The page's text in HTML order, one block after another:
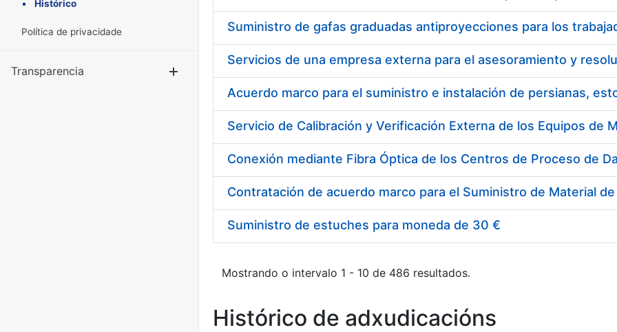
Histórico
Política de privacidade
Transparencia
Acuerdo marco para el suministro e instalación de persianas,
Suministro de estuches para moneda de 30 €
Mostrando o intervalo 1 - 10 de 486 resultados.
Histórico de adxudicacións